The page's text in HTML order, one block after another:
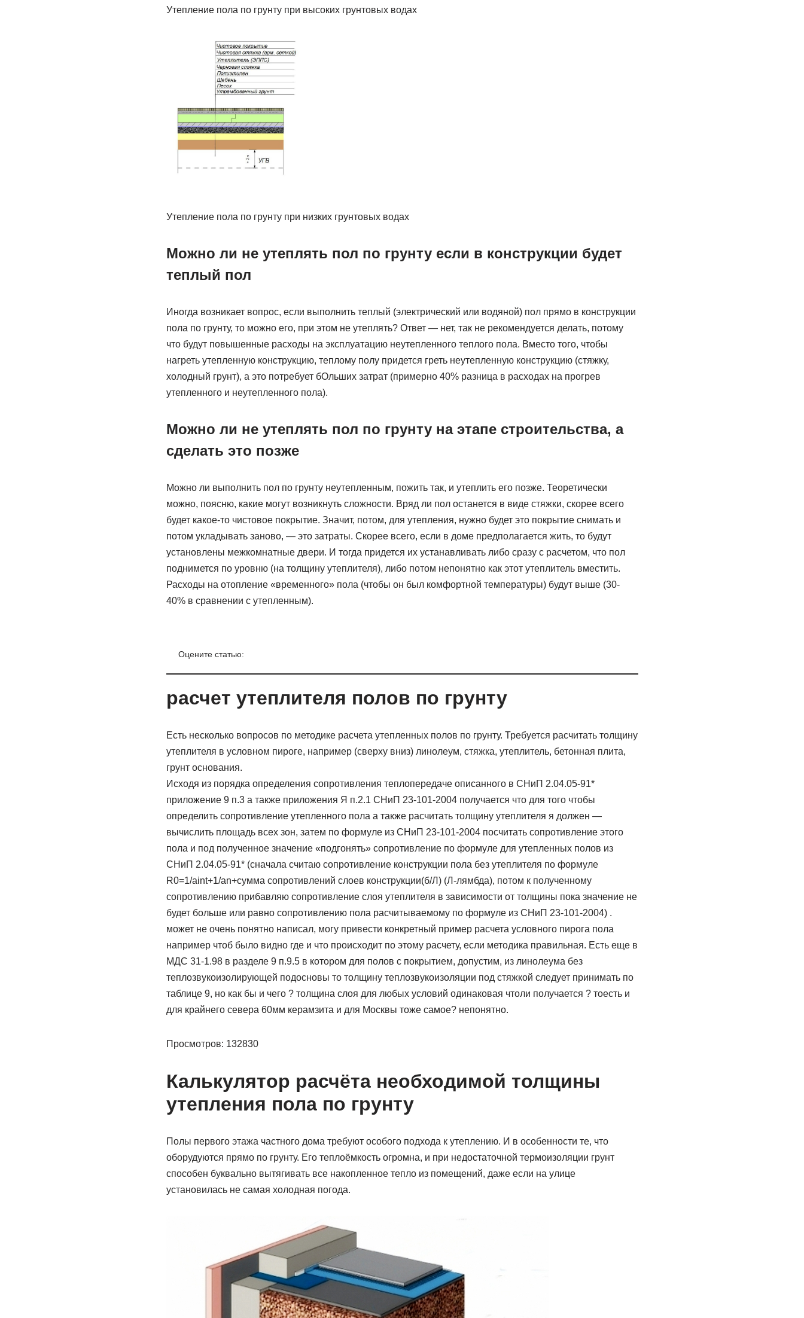
Утепление пола по грунту при высоких грунтовых водах
Утепление пола по грунту при низких грунтовых водах
Можно ли не утеплять пол по грунту если в конструкции будет
теплый пол
Иногда возникает вопрос, если выполнить теплый (электрический или водяной) пол прямо в конструкции
пола по грунту, то можно его, при этом не утеплять? Ответ — нет, так не рекомендуется делать, потому
что будут повышенные расходы на эксплуатацию неутепленного теплого пола. Вместо того, чтобы
нагреть утепленную конструкцию, теплому полу придется греть неутепленную конструкцию (стяжку,
холодный грунт), а это потребует бОльших затрат (примерно 40% разница в расходах на прогрев
утепленного и неутепленного пола).
Можно ли не утеплять пол по грунту на этапе строительства, а
сделать это позже
Можно ли выполнить пол по грунту неутепленным, пожить так, и утеплить его позже. Теоретически
можно, поясню, какие могут возникнуть сложности. Вряд ли пол останется в виде стяжки, скорее всего
будет какое-то чистовое покрытие. Значит, потом, для утепления, нужно будет это покрытие снимать и
потом укладывать заново, — это затраты. Скорее всего, если в доме предполагается жить, то будут
установлены межкомнатные двери. И тогда придется их устанавливать либо сразу с расчетом, что пол
поднимется по уровню (на толщину утеплителя), либо потом непонятно как этот утеплитель вместить.
Расходы на отопление «временного» пола (чтобы он был комфортной температуры) будут выше (30-
40% в сравнении с утепленным).
Оцените статью:
расчет утеплителя полов по грунту
Есть несколько вопросов по методике расчета утепленных полов по грунту. Требуется расчитать толщину
утеплителя в условном пироге, например (сверху вниз) линолеум, стяжка, утеплитель, бетонная плита,
грунт основания.
Исходя из порядка определения сопротивления теплопередаче описанного в СНиП 2.04.05-91*
приложение 9 п.3 а также приложения Я п.2.1 СНиП 23-101-2004 получается что для того чтобы
определить сопротивление утепленного пола а также расчитать толщину утеплителя я должен —
вычислить площадь всех зон, затем по формуле из СНиП 23-101-2004 посчитать сопротивление этого
пола и под полученное значение «подгонять» сопротивление по формуле для утепленных полов из
СНиП 2.04.05-91* (сначала считаю сопротивление конструкции пола без утеплителя по формуле
R0=1/aint+1/an+сумма сопротивлений слоев конструкции(б/Л) (Л-лямбда), потом к полученному
сопротивлению прибавляю сопротивление слоя утеплителя в зависимости от толщины пока значение не
будет больше или равно сопротивлению пола расчитываемому по формуле из СНиП 23-101-2004) .
может не очень понятно написал, могу привести конкретный пример расчета условного пирога пола
например чтоб было видно где и что происходит по этому расчету, если методика правильная. Есть еще в
МДС 31-1.98 в разделе 9 п.9.5 в котором для полов с покрытием, допустим, из линолеума без
теплозвукоизолирующей подосновы то толщину теплозвукоизоляции под стяжкой следует принимать по
таблице 9, но как бы и чего ? толщина слоя для любых условий одинаковая чтоли получается ? тоесть и
для крайнего севера 60мм керамзита и для Москвы тоже самое? непонятно.
Просмотров: 132830
Калькулятор расчёта необходимой толщины
утепления пола по грунту
Полы первого этажа частного дома требуют особого подхода к утеплению. И в особенности те, что
оборудуются прямо по грунту. Его теплоёмкость огромна, и при недостаточной термоизоляции грунт
способен буквально вытягивать все накопленное тепло из помещений, даже если на улице
установилась не самая холодная погода.